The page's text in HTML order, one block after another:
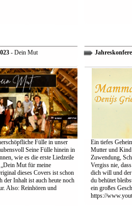
- Dein Mut
Fülle in unser
Seine Fülle hinein in
wie es die erste Liedzeile
Mut für meine
dieses Covers ist schon
der Inhalt ist auch heute noch
Also: Reinhören und
Ein tiefes
Mutter und
Zuwendung,
Vergiss nie,
dich will und der
du behütet
ein großes
https://